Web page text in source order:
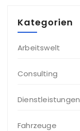
Kategorien
Arbeitswelt
Consulting
Dienstleistungen
Fahrzeuge